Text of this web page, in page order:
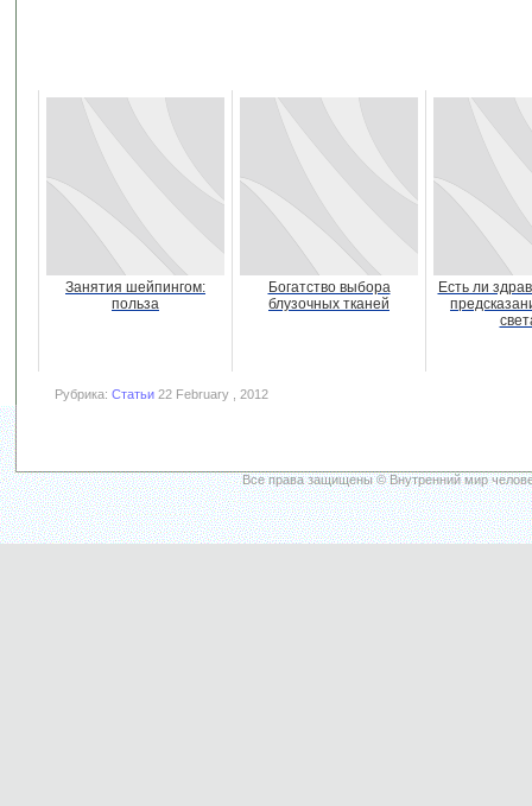
Занятия шейпингом:
польза
Богатство выбора
блузочных тканей
Есть ли
Рубрика: Статьи 22 February , 2012
Все права защищены © Внутренний мир